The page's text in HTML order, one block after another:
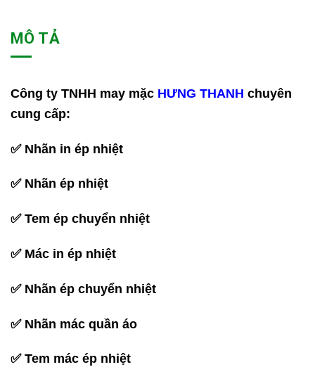
MÔ TẢ
Công ty TNHH may mặc HƯNG THANH chuyên
cung cấp:
✅Nhãn in ép nhiệt
✅Nhãn ép nhiệt
✅Tem ép chuyển nhiệt
✅Mác in ép nhiệt
✅Nhãn ép chuyển nhiệt
✅Nhãn mác quần áo
✅Tem mác ép nhiệt